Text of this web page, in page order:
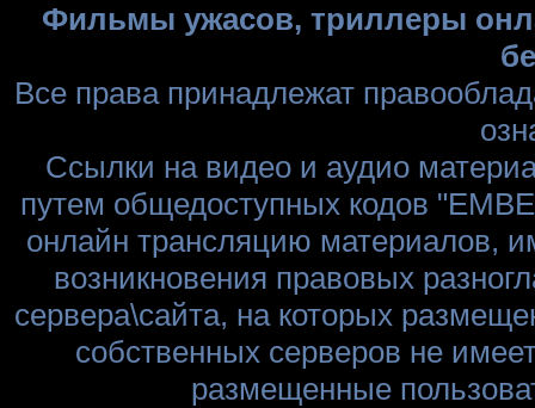
Фильмы ужасов, триллеры
Все права принадлежат
Ссылки на видео и аудио
путем общедоступных кодов
онлайн трансляцию материалов,
возникновения правовых
сервера\сайта, на которых
собственных серверов не
размещенные